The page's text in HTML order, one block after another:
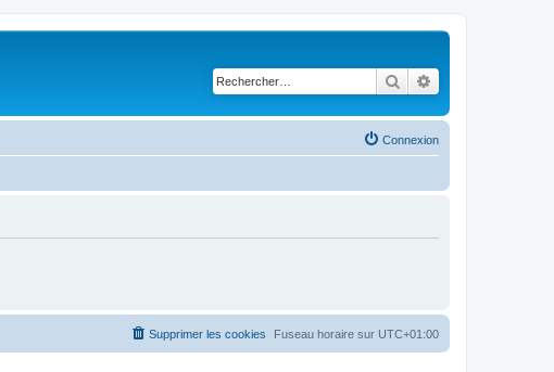
Rechercher
Connexion
Fuseau horaire sur UTC+01:00
Supprimer les cookies